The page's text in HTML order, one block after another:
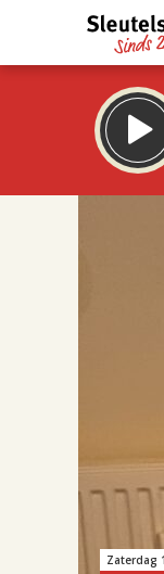
Zaterdag